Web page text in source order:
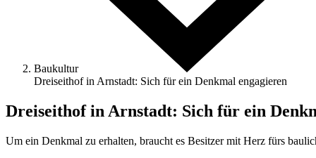
Baukultur
Dreiseithof in Arnstadt: Sich für ein Denkmal engagieren
Dreiseithof in Arnstadt: Sich für ein
Um ein Denkmal zu erhalten, braucht es Besitzer mit Herz fürs